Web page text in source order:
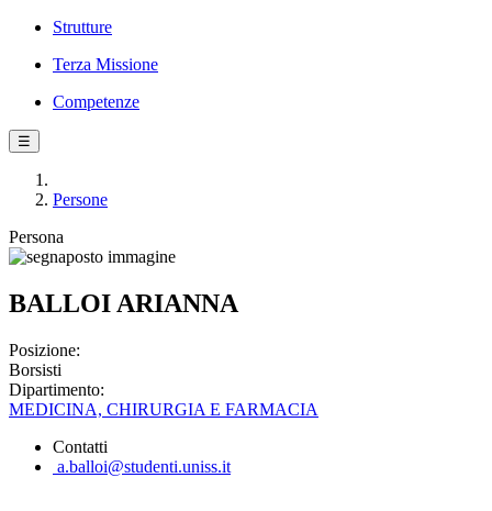
Strutture
Terza Missione
Competenze
☰
Persone
Persona
BALLOI ARIANNA
Posizione:
Borsisti
Dipartimento:
MEDICINA, CHIRURGIA E FARMACIA
Contatti
a.balloi@studenti.uniss.it